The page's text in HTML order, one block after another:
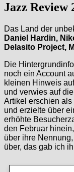
Jazz Review
Das Land der
Daniel Hardin,
Delasito Project,
Die
noch ein Account
kleinen Hinweis
und verwies auf
Artikel erschien
und erzielte über
erhöhte
den Februar
über ihre
über, das gab ich